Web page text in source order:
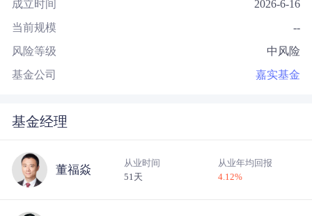
成立时间 2026-6-16
当前规模 --
风险等级 中风险
基金公司 嘉实基金
基金经理
董福焱
从业时间
51天
从业年均回报
4.12%